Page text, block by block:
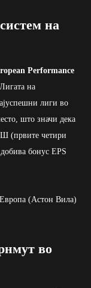
на
Performance
на
лиги во
што значи дека
(првите четири
бонус EPS
(Астон Вила)
во